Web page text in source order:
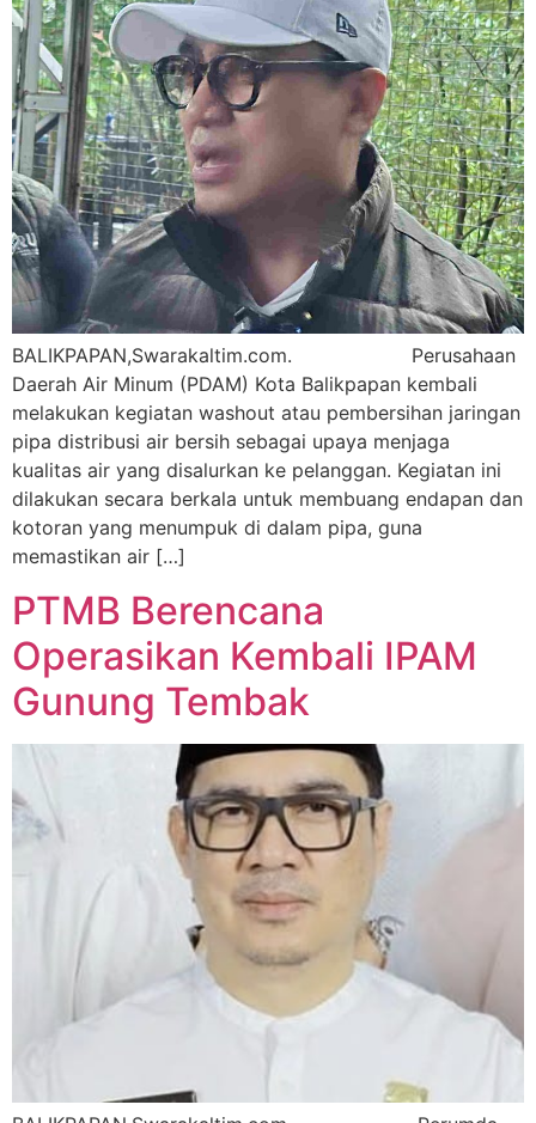
BALIKPAPAN,Swarakaltim.com. Perusahaan
Daerah Air Minum (PDAM) Kota Balikpapan kembali
melakukan kegiatan washout atau pembersihan jaringan
pipa distribusi air bersih sebagai upaya menjaga
kualitas air yang disalurkan ke pelanggan. Kegiatan ini
dilakukan secara berkala untuk membuang endapan dan
kotoran yang menumpuk di dalam pipa, guna
memastikan air […]
PTMB Berencana
Operasikan Kembali IPAM
Gunung Tembak